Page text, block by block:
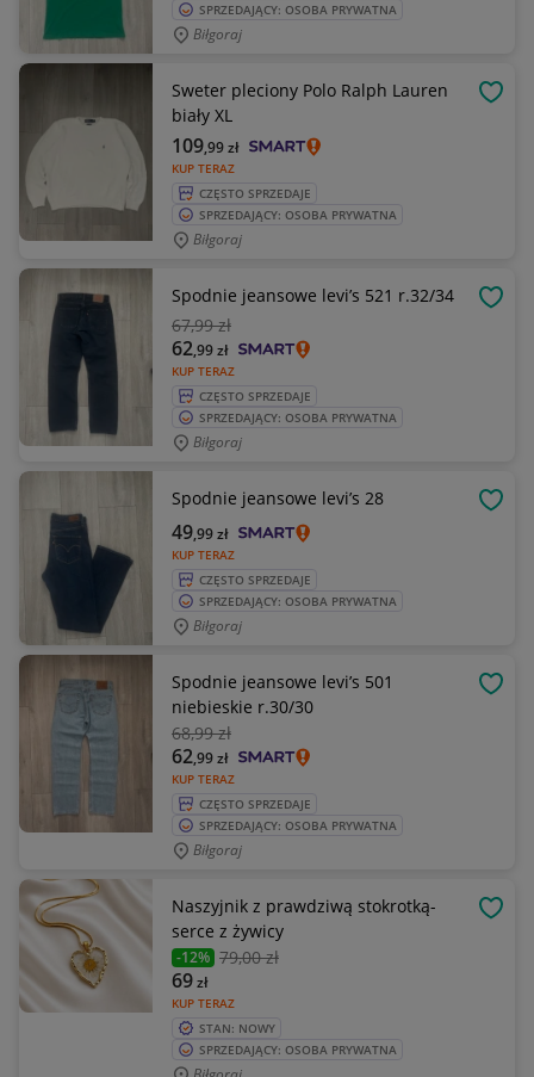
SPRZEDAJĄCY: OSOBA PRYWATNA
Biłgoraj
Sweter pleciony Polo Ralph Lauren
biały XL
KUP TERAZ
109,99zł
CZĘSTO SPRZEDAJE
SPRZEDAJĄCY: OSOBA PRYWATNA
Biłgoraj
Spodnie jeansowe levi’s 521 r.32/34
67,99 zł
KUP TERAZ
62,99zł
CZĘSTO SPRZEDAJE
SPRZEDAJĄCY: OSOBA PRYWATNA
Biłgoraj
Spodnie jeansowe levi’s 28
KUP TERAZ
49,99zł
CZĘSTO SPRZEDAJE
SPRZEDAJĄCY: OSOBA PRYWATNA
Biłgoraj
Spodnie jeansowe levi’s 501
niebieskie r.30/30
68,99 zł
KUP TERAZ
62,99zł
CZĘSTO SPRZEDAJE
SPRZEDAJĄCY: OSOBA PRYWATNA
Biłgoraj
Naszyjnik z prawdziwą stokrotką-
serce z żywicy
-12% 79,00 zł
KUP TERAZ
69zł
STAN: NOWY
SPRZEDAJĄCY: OSOBA PRYWATNA